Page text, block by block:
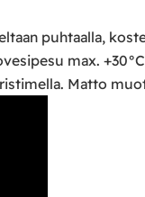
puhtaalla,
max.
Matto